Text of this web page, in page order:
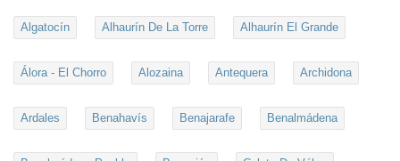
Algatocín Alhaurín De La Torre Alhaurín El Grande
Álora - El Chorro Alozaina Antequera Archidona
Ardales Benahavís Benajarafe Benalmádena